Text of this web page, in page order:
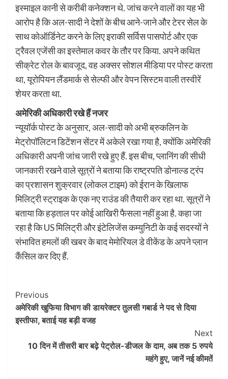
इस्माइल कानी से करीबी कनेक्शन थे. जांच करने वालों का यह भी
आरोप है कि अल-सादी ने देशों के बीच आने-जाने और टेरर सेल के
साथ कोऑर्डिनेट करने के लिए इराकी सर्विस पासपोर्ट और एक
ट्रैवल एजेंसी का इस्तेमाल कवर के तौर पर किया. अपने कथित
सीक्रेट रोल के बावजूद, वह अक्सर सोशल मीडिया पर पोस्ट करता
था, यूरोपियन लैंडमार्क से सेल्फी और वेपन सिस्टम वाली तस्वीरें
शेयर करता था.
अमेरिकी अधिकारी रखे हैं नजर
न्यूयॉर्क पोस्ट के अनुसार, अल-सादी को अभी ब्रुकलिन के
मेट्रोपॉलिटन डिटेंशन सेंटर में अकेले रखा गया है, क्योंकि अमेरिकी
अधिकारी अपनी जांच जारी रखे हुए हैं. इस बीच, प्लानिंग की सीधी
जानकारी रखने वाले सूत्रों ने बताया कि राष्ट्रपति डोनाल्ड ट्रंप
का प्रशासन शुक्रवार (लोकल टाइम) को ईरान के खिलाफ
मिलिट्री स्ट्राइक के एक नए राउंड की तैयारी कर रहा था. सूत्रों ने
बताया कि हड़ताल पर कोई आखिरी फैसला नहीं हुआ है. कहा जा
रहा है कि US मिलिट्री और इंटेलिजेंस कम्युनिटी के कई सदस्यों ने
संभावित हमलों की खबर के बाद मेमोरियल डे वीकेंड के अपने प्लान
कैंसिल कर दिए हैं.
Post
Navigation
Previous
अमेरिकी खुफिया विभाग की डायरेक्टर तुलसी गबार्ड ने पद से दिया
इस्तीफा, बताई यह बड़ी वजह
Next
10 दिन में तीसरी बार बढ़े पेट्रोल-डीजल के दाम, अब तक 5 रुपये
महंगे हुए, जानें नई कीमतें